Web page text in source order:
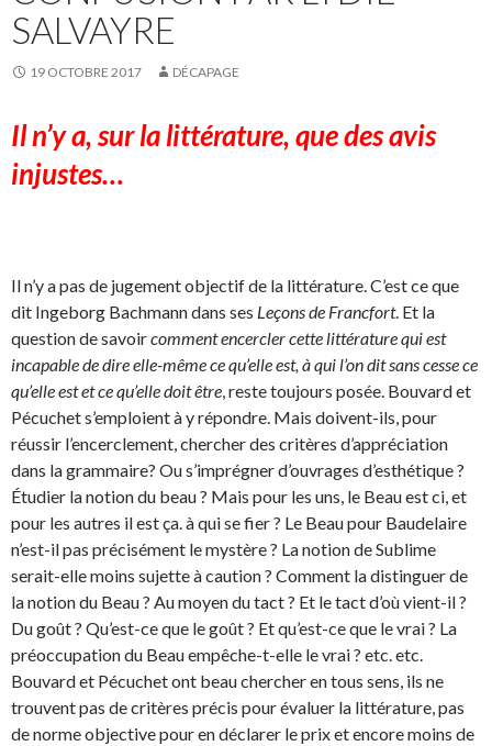
SALVAYRE
19 OCTOBRE 2017 DÉCAPAGE
Il n’y a, sur la littérature, que des avis
injustes…
Il n’y a pas de jugement objectif de la littérature. C’est ce que
dit Ingeborg Bachmann dans ses Leçons de Francfort. Et la
question de savoircomment encercler cette littérature qui est
incapable de dire elle-même ce qu’elle est, à qui l’on dit sans cesse ce
qu’elle est et ce qu’elle doit être, reste toujours posée. Bouvard et
Pécuchet s’emploient à y répondre. Mais doivent-ils, pour
réussir l’encerclement, chercher des critères d’appréciation
dans la grammaire? Ou s’imprégner d’ouvrages d’esthétique ?
Étudier la notion du beau ? Mais pour les uns, le Beau est ci, et
pour les autres il est ça. à qui se fier ? Le Beau pour Baudelaire
n’est-il pas précisément le mystère ? La notion de Sublime
serait-elle moins sujette à caution ? Comment la distinguer de
la notion du Beau ? Au moyen du tact ? Et le tact d’où vient-il ?
Du goût ? Qu’est-ce que le goût ? Et qu’est-ce que le vrai ? La
préoccupation du Beau empêche-t-elle le vrai ? etc. etc.
Bouvard et Pécuchet ont beau chercher en tous sens, ils ne
trouvent pas de critères précis pour évaluer la littérature, pas
de norme objective pour en déclarer le prix et encore moins de